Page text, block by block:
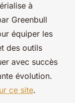
à
Greenbull
équiper les
des outils
avec succès
évolution.
ce site.